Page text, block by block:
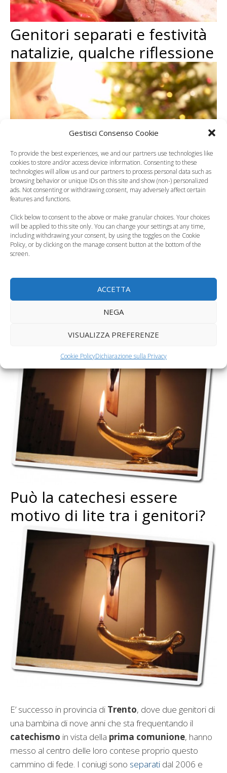
Gestisci Consenso Cookie
To provide the best experiences, we and our partners use technologies like
cookies to store and/or access device information. Consenting to these
technologies will allow us and our partners to process personal data such as
browsing behavior or unique IDs on this site and show (non-) personalized
ads. Not consenting or withdrawing consent, may adversely affect certain
features and functions.
Click below to consent to the above or make granular choices. Your choices
will be applied to this site only. You can change your settings at any time,
including withdrawing your consent, by using the toggles on the Cookie
Policy, or by clicking on the manage consent button at the bottom of the
screen.
ACCETTA
NEGA
VISUALIZZA PREFERENZE
Cookie PolicyDichiarazione sulla Privacy
Genitori separati e festività
natalizie, qualche riflessione
IlNataleè forse la festività che, più di ogni altra,
amiamo trascorrere infamiglia: è il giorno che si
vorrebbe condividere con tutte le persone a cui
soprattutto la mamma e il papà.
Categorie
Curiosità, News, ecc.
Può la catechesi essere
motivo di lite tra i genitori?
E’ successo in provincia di Trento, dove due genitori di
una bambina di nove anni che sta frequentando il
catechismo in vista della prima comunione, hanno
messo al centro delle loro contese proprio questo
cammino di fede. I coniugi sono separati dal 2006 e